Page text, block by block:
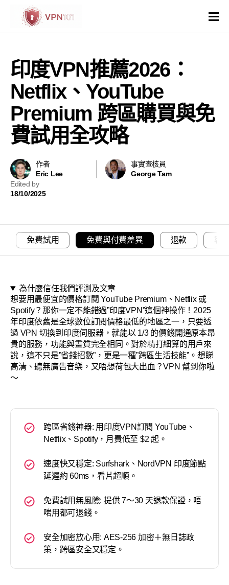
VPN比較
VPN操作系統和裝置
國家與地區
其他
印度VPN推薦2026：
Netflix、YouTube
Premium 跨區購買與免
費試用全攻略
作者
Eric Lee
事實查核員
George Tam
Edited by
18/10/2025
免費試用 免費與付費差異 退款 客
為什麼信任我們評測及文章
想要用最便宜的價格訂閱 YouTube Premium、Netflix 或
Spotify？那你一定不能錯過”印度VPN”這個神操作！2025
年印度依舊是全球數位訂閱價格最低的地區之一，只要透
過 VPN 切換到印度伺服器，就能以 1/3 的價錢開通原本昂
貴的服務，功能與畫質完全相同。對於精打細算的用戶來
說，這不只是”省錢招數”，更是一種”跨區生活技能”。想睇
高清、聽無廣告音樂，又唔想荷包大出血？VPN 幫到你啦
～
跨區省錢神器: 用印度VPN訂閱 YouTube、
Netflix、Spotify，月費低至 $2 起。
速度快又穩定: Surfshark、NordVPN 印度節點
延遲約 60ms，看片超順。
免費試用無風險: 提供 7～30 天退款保證，唔
啱用都可退錢。
安全加密放心用: AES-256 加密＋無日誌政
策，跨區安全又穩定。